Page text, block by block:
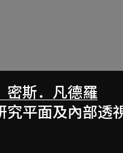
密斯．凡德羅
究平面及內部透